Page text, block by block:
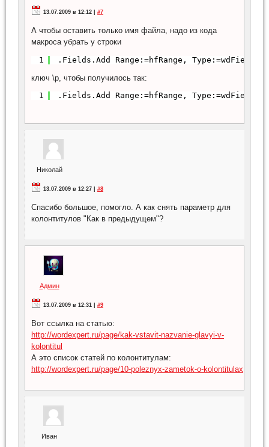
13.07.2009 в 12:12 | #7
А чтобы оставить только имя файла, надо из кода
макроса убрать у строки
1
.Fields.Add Range:=hfRange,
ключ \р, чтобы получилось так:
1
.Fields.Add Range:=hfRange,
Николай
13.07.2009 в 12:27 | #8
Спасибо большое, помогло. А как снять параметр для
колонтитулов "Как в предыдущем"?
Админ
13.07.2009 в 12:31 | #9
Вот ссылка на статью:
http://wordexpert.ru/page/kak-vstavit-nazvanie-glavyi-v-
kolontitul
А это список статей по колонтитулам:
http://wordexpert.ru/page/10-poleznyx-zametok-o-kolontitulax
Иван